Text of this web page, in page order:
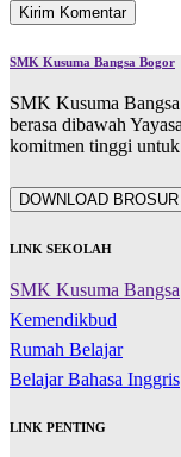
SMK Kusuma Bangsa Bogor
SMK Kusuma
berasa dibawah
komitmen tinggi
DOWNLOAD BROSUR
LINK SEKOLAH
SMK Kusuma Bangsa
Kemendikbud
Rumah Belajar
Belajar Bahasa Inggris
LINK PENTING